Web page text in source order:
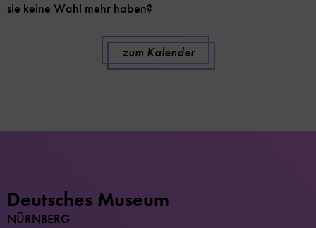
sie keine Wahl mehr haben?
zum Kalender
Deutsches Museum
NÜRNBERG